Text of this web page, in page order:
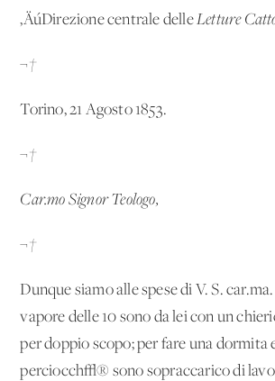
‚ÄúDirezione centrale delleLetture
¬†
Torino, 21 Agosto 1853.
¬†
Car.mo Signor Teologo,
¬†
Dunque siamo alle spese di V. S.
vapore delle 10 sono da lei con un
per doppio scopo; per fare una dormita
perciocch√® sono sopraccarico di